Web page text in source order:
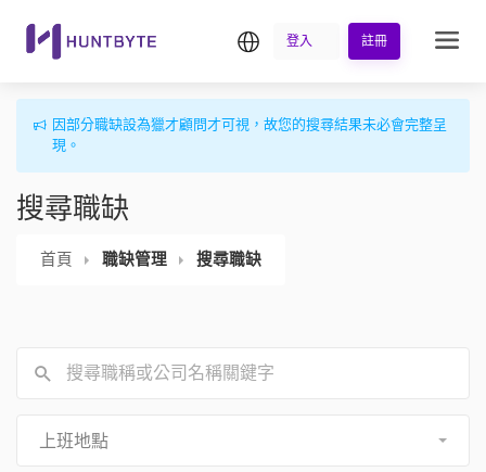
繁中登入 註冊
因部分職缺設為獵才顧問才可視，故您的搜尋結果未必會完整呈
現。
搜尋職缺
首頁 職缺管理 搜尋職缺
上班地點